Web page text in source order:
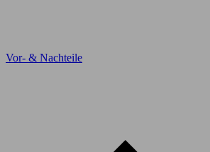
Vor- & Nachteile